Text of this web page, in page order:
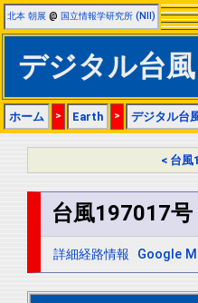
北本 朝展 @ 国立情報学研究所 (NII)
デジタル台
ホーム > Earth > デジタル台
< 台風
台風197017号
詳細経路情報 Google